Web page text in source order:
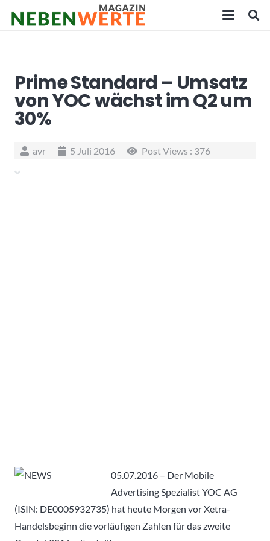
Prime Standard – Umsatz
von YOC wächst im Q2 um
30%
avr 5 Juli 2016 Post Views : 376
05.07.2016 – Der Mobile
Advertising Spezialist YOC AG
(ISIN: DE0005932735) hat heute Morgen vor Xetra-
Handelsbeginn die vorläufigen Zahlen für das zweite